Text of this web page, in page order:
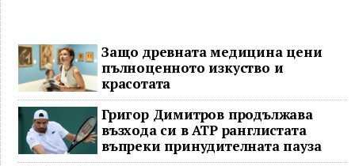
Защо древната медицина цени
пълноценното изкуство и
красотата
Григор Димитров продължава
възхода си в ATP ранглистата
въпреки принудителната пауза